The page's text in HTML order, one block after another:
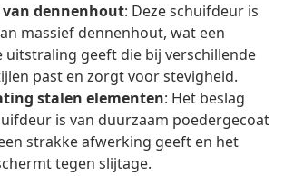
dennenhout: Deze schuifdeur is
massief dennenhout, wat een
uitstraling geeft die bij verschillende
past en zorgt voor stevigheid.
stalen elementen: Het beslag
is van duurzaam poedergecoat
strakke afwerking geeft en het
tegen slijtage.